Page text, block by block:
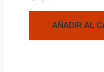
AÑADIR AL